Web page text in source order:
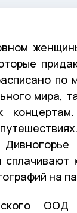
по
мира,
на